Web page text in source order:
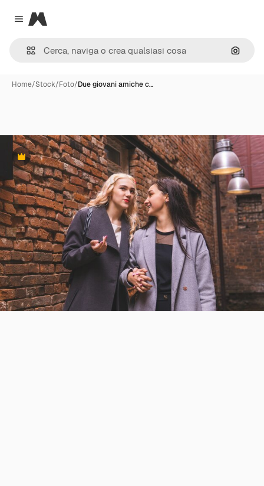
Close menu
Magnific
Cerca
Home/Stock/Foto/Due giovani amiche c…
Premium